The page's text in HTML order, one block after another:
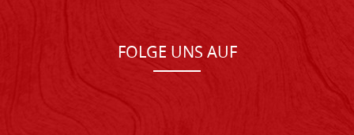
FOLGE UNS AUF